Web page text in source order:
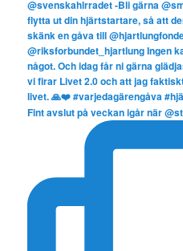
Fint avslut på veckan igår när